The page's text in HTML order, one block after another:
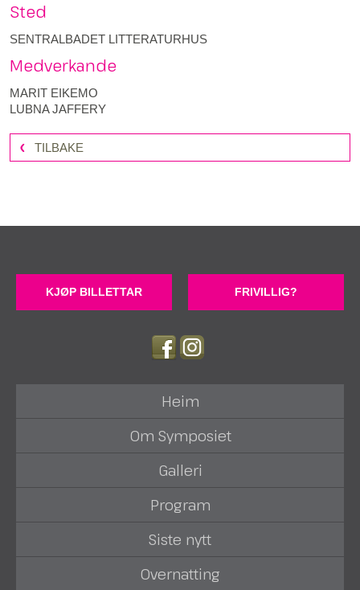
Sted
SENTRALBADET LITTERATURHUS
Medverkande
MARIT EIKEMO
LUBNA JAFFERY
TILBAKE
KJØP BILLETTAR FRIVILLIG?
Heim
Om Symposiet
Galleri
Program
Siste nytt
Overnatting